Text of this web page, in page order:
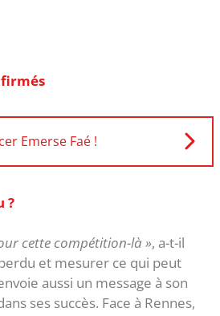
Emerse Faé !
?
cette compétition-là », a-t-il
et mesurer ce qui peut
aussi un message à son
ses succès. Face à Rennes,